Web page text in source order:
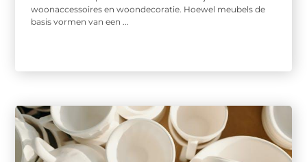
woonaccessoires en woondecoratie. Hoewel meubels de
basis vormen van een ...